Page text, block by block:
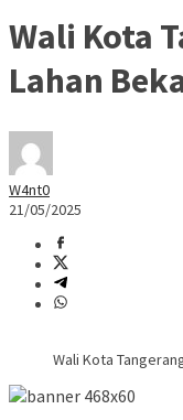
Wali Kota
Lahan
W4nt0
21/05/2025
Wali Kota